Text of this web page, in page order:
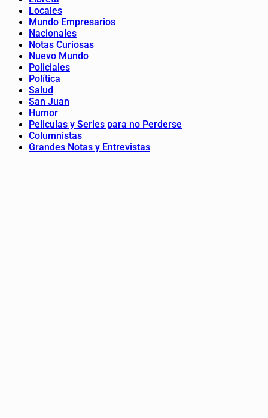
Locales
Mundo Empresarios
Nacionales
Notas Curiosas
Nuevo Mundo
Policiales
Política
Salud
San Juan
Humor
Peliculas y Series para no Perderse
Columnistas
Grandes Notas y Entrevistas